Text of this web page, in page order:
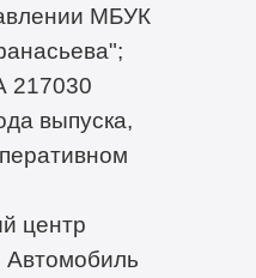
МБУК
217030
выпуска,
центр
Автомобиль